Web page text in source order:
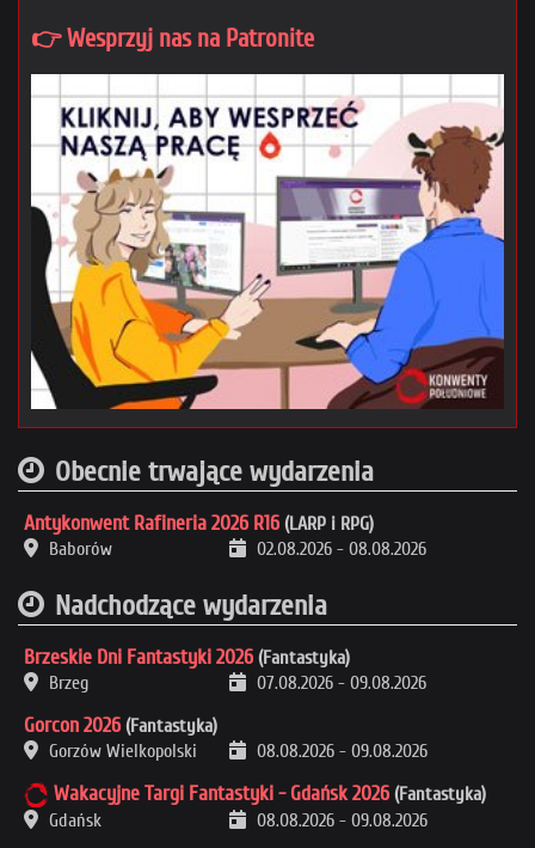
👉 Wesprzyj nas na Patronite
Obecnie trwające wydarzenia
Antykonwent Rafineria 2026 R16 (LARP i RPG)
Baborów
02.08.2026 - 08.08.2026
Nadchodzące wydarzenia
Brzeskie Dni Fantastyki 2026 (Fantastyka)
Brzeg
07.08.2026 - 09.08.2026
Gorcon 2026 (Fantastyka)
Gorzów Wielkopolski
08.08.2026 - 09.08.2026
Wakacyjne Targi Fantastyki - Gdańsk 2026 (Fantastyka)
Gdańsk
08.08.2026 - 09.08.2026